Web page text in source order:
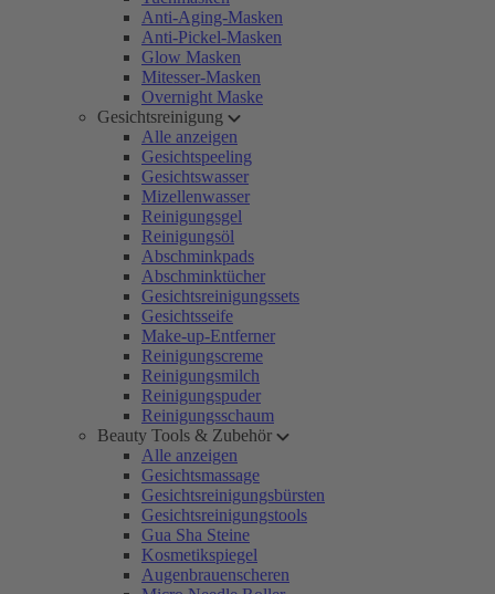
Anti-Aging-Masken
Anti-Pickel-Masken
Glow Masken
Mitesser-Masken
Overnight Maske
Gesichtsreinigung
Alle anzeigen
Gesichtspeeling
Gesichtswasser
Mizellenwasser
Reinigungsgel
Reinigungsöl
Abschminkpads
Abschminktücher
Gesichtsreinigungssets
Gesichtsseife
Make-up-Entferner
Reinigungscreme
Reinigungsmilch
Reinigungspuder
Reinigungsschaum
Beauty Tools & Zubehör
Alle anzeigen
Gesichtsmassage
Gesichtsreinigungsbürsten
Gesichtsreinigungstools
Gua Sha Steine
Kosmetikspiegel
Augenbrauenscheren